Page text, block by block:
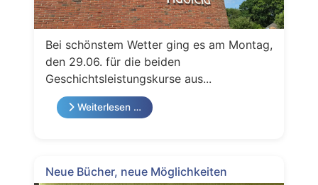
Bei schönstem Wetter ging es am Montag,
den 29.06. für die beiden
Geschichtsleistungskurse aus...
Weiterlesen …
Neue Bücher, neue Möglichkeiten